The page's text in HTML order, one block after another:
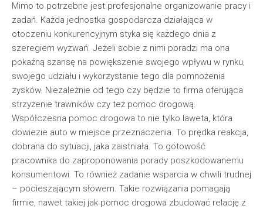
Mimo to potrzebne jest profesjonalne organizowanie pracy i
zadań. Każda jednostka gospodarcza działająca w
otoczeniu konkurencyjnym styka się każdego dnia z
szeregiem wyzwań. Jeżeli sobie z nimi poradzi ma ona
pokaźną szansę na powiększenie swojego wpływu w rynku,
swojego udziału i wykorzystanie tego dla pomnożenia
zysków. Niezależnie od tego czy będzie to firma oferująca
strzyżenie trawników czy też pomoc drogową.
Współczesna pomoc drogowa to nie tylko laweta, która
dowiezie auto w miejsce przeznaczenia. To prędka reakcja,
dobrana do sytuacji, jaka zaistniała. To gotowość
pracownika do zaproponowania porady poszkodowanemu
konsumentowi. To również zadanie wsparcia w chwili trudnej
– pocieszającym słowem. Takie rozwiązania pomagają
firmie, nawet takiej jak pomoc drogowa zbudować relację z